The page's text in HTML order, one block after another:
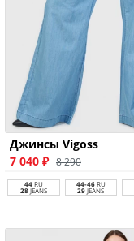
Джинсы Vigoss
7 040 ₽ 8 290
44RU
28JEANS
44-46RU
29JEANS